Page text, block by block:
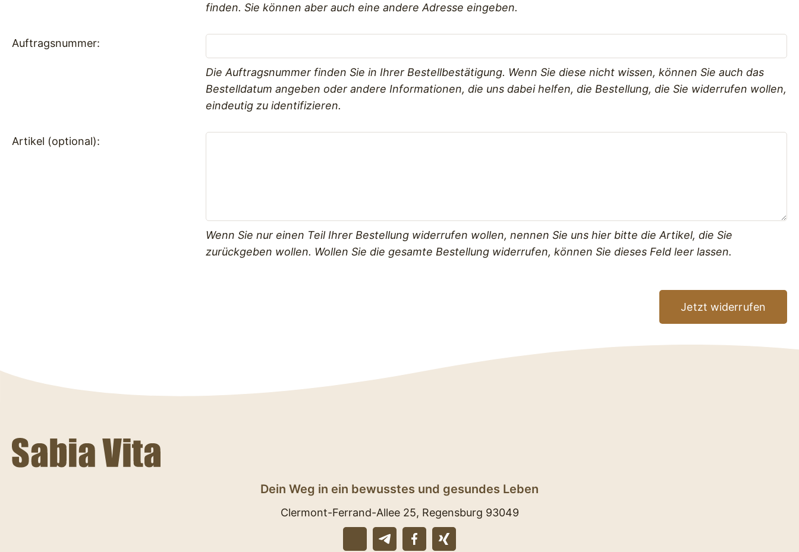
finden. Sie können aber auch eine andere Adresse eingeben.
Auftragsnummer:
Die Auftragsnummer finden Sie in Ihrer Bestellbestätigung. Wenn Sie diese nicht wissen, können Sie auch das
Bestelldatum angeben oder andere Informationen, die uns dabei helfen, die Bestellung, die Sie widerrufen wollen,
eindeutig zu identifizieren.
Artikel (optional):
Wenn Sie nur einen Teil Ihrer Bestellung widerrufen wollen, nennen Sie uns hier bitte die Artikel, die Sie
zurückgeben wollen. Wollen Sie die gesamte Bestellung widerrufen, können Sie dieses Feld leer lassen.
Jetzt widerrufen
Dein Weg in ein bewusstes und gesundes Leben
Clermont-Ferrand-Allee 25, Regensburg 93049